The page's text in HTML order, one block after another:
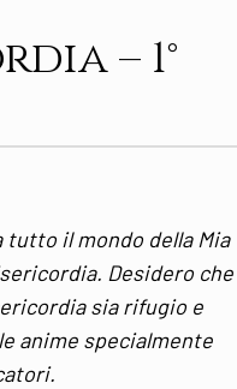
– 1°
tutto il mondo della Mia
Desidero che
sia rifugio e
anime specialmente